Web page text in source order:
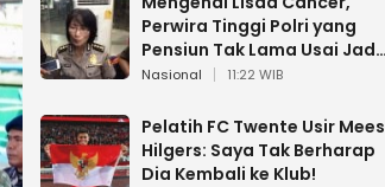
Perwira Tinggi Polri yang
Pensiun Tak Lama Usai Jadi
Brigjen
Nasional 11:22 WIB
Pelatih FC Twente Usir Mees
Hilgers: Saya Tak Berharap
Dia Kembali ke Klub!